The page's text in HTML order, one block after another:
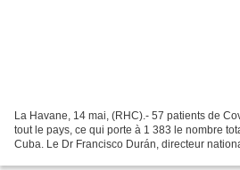
La Havane, 14 mai, (RHC).- 57 patients de
tout le pays, ce qui porte à 1 383 le nombre
Cuba. Le Dr Francisco Durán, directeur